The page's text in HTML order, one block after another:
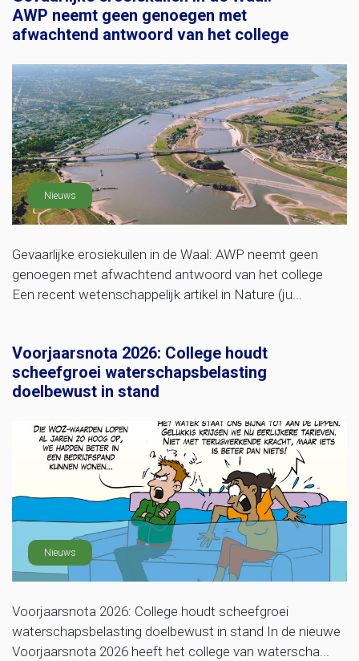
AWP neemt geen genoegen met
afwachtend antwoord van het college
Nieuws
Gevaarlijke erosiekuilen in de Waal: AWP neemt geen
genoegen met afwachtend antwoord van het college
Een recent wetenschappelijk artikel in Nature (ju...
Voorjaarsnota 2026: College houdt
scheefgroei waterschapsbelasting
doelbewust in stand
Nieuws
Voorjaarsnota 2026: College houdt scheefgroei
waterschapsbelasting doelbewust in stand In de nieuwe
Voorjaarsnota 2026 heeft het college van waterscha...